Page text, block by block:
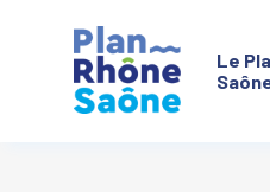
Le